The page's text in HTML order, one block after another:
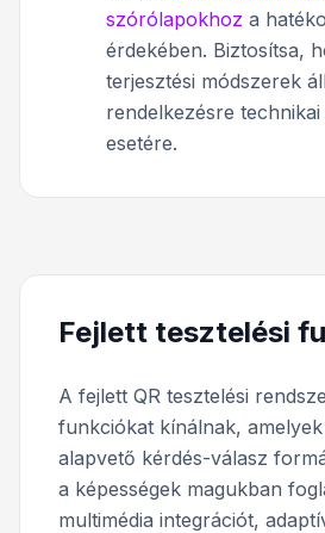
szórólapokhoz a
érdekében. Biztosítsa,
terjesztési módszerek
rendelkezésre
esetére.
Fejlett tesztelési
A fejlett QR tesztelési
funkciókat kínálnak,
alapvető kérdés-válasz
a képességek magukban
multimédia integrációt,